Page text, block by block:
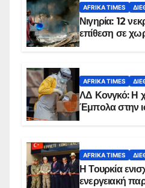
AFRIKA TIMES
Νιγηρία: 12
επίθεση σε
AFRIKA TIMES
ΛΔ Κονγκό: Η
Έμπολα στην
AFRIKA TIMES
Η Τουρκία
ενεργειακή